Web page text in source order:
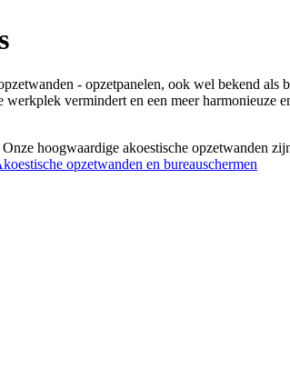
- opzetpanelen, ook wel bekend als
vermindert en een meer
hoogwaardige akoestische opzetwanden
opzetwanden en bureauschermen